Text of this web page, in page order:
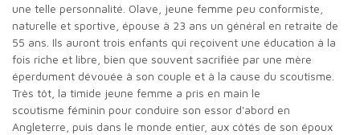
une telle personnalité. Olave, jeune femme peu conformiste,
naturelle et sportive, épouse à 23 ans un général en retraite de
55 ans. Ils auront trois enfants qui reçoivent une éducation à la
fois riche et libre, bien que souvent sacrifiée par une mère
éperdument dévouée à son couple et à la cause du scoutisme.
Très tôt, la timide jeune femme a pris en main le
scoutisme féminin pour conduire son essor d'abord en
Angleterre, puis dans le monde entier, aux côtés de son époux